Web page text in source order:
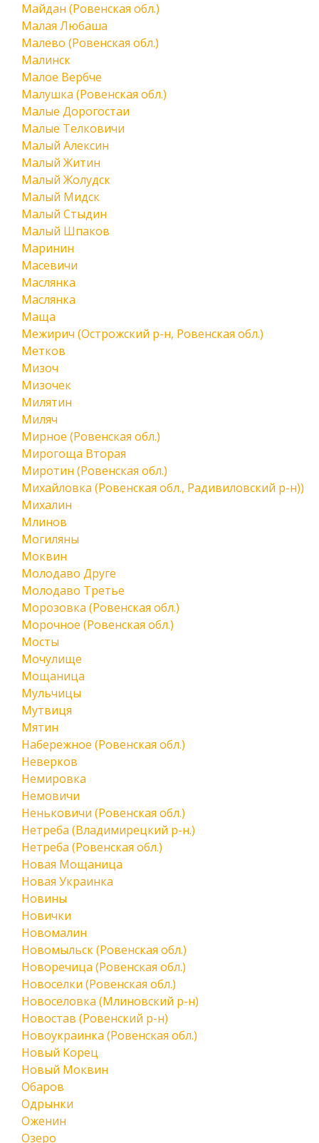
Майдан (Ровенская обл.)
Малая Любаша
Малево (Ровенская обл.)
Малинск
Малое Вербче
Малушка (Ровенская обл.)
Малые Дорогостаи
Малые Телковичи
Малый Алексин
Малый Житин
Малый Жолудск
Малый Мидск
Малый Стыдин
Малый Шпаков
Маринин
Масевичи
Маслянка
Маслянка
Маща
Межирич (Острожский р-н, Ровенская обл.)
Метков
Мизоч
Мизочек
Милятин
Миляч
Мирное (Ровенская обл.)
Мирогоща Вторая
Миротин (Ровенская обл.)
Михайловка (Ровенская обл., Радивиловский р-н))
Михалин
Млинов
Могиляны
Моквин
Молодаво Друге
Молодаво Третье
Морозовка (Ровенская обл.)
Морочное (Ровенская обл.)
Мосты
Мочулище
Мощаница
Мульчицы
Мутвиця
Мятин
Набережное (Ровенская обл.)
Неверков
Немировка
Немовичи
Неньковичи (Ровенская обл.)
Нетреба (Владимирецкий р-н.)
Нетреба (Ровенская обл.)
Новая Мощаница
Новая Украинка
Новины
Новички
Новомалин
Новомыльск (Ровенская обл.)
Новоречица (Ровенская обл.)
Новоселки (Ровенская обл.)
Новоселовка (Млиновский р-н)
Новостав (Ровенский р-н)
Новоукраинка (Ровенская обл.)
Новый Корец
Новый Моквин
Обаров
Одрынки
Оженин
Озеро